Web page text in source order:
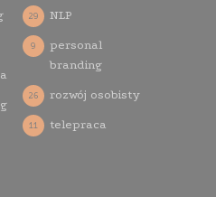
NLP
29
personal
branding
9
rozwój osobisty
26
telepraca
11